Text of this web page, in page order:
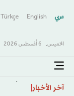
عربي English
Türkçe
الخميس, 6 أغسطس 2026
آخر الأخبار